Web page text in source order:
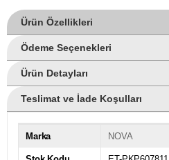
Ürün Özellikleri
Ödeme Seçenekleri
Ürün Detayları
Teslimat ve İade Koşulları
Marka NOVA